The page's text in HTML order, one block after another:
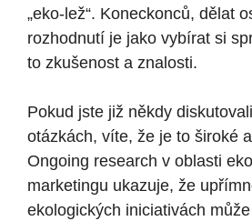
„eko-lež“. Koneckonců, dělat
rozhodnutí je jako vybírat si
to zkušenost a znalosti.
Pokud jste již někdy
otázkách, víte, že je to široké
Ongoing research v oblasti
marketingu ukazuje, že
ekologických iniciativách